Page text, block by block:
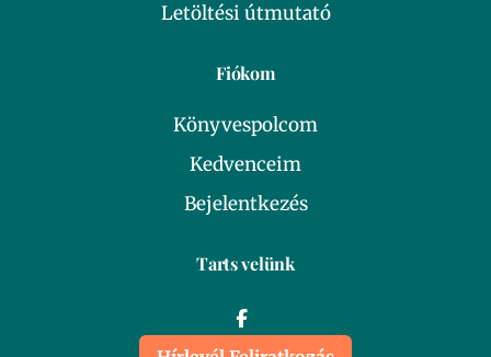
Letöltési útmutató
Fiókom
Könyvespolcom
Kedvenceim
Bejelentkezés
Tarts velünk